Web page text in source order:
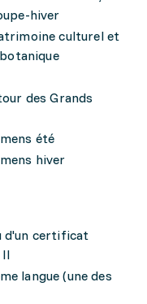
hiver
culturel et
des Grands
été
hiver
d'un certificat
langue (une des